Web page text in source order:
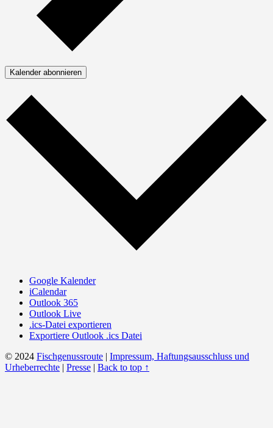
Kalender abonnieren
Google Kalender
iCalendar
Outlook 365
Outlook Live
.ics-Datei exportieren
Exportiere Outlook .ics Datei
© 2024 Fischgenussroute
Impressum, Haftungsausschluss und
Urheberrechte
Presse Back to top ↑